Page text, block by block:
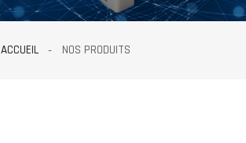
ACCUEIL NOS PRODUITS